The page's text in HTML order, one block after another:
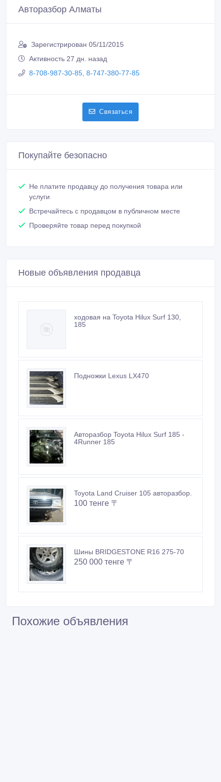
Авторазбор Алматы
Зарегистрирован 05/11/2015
Активность 27 дн. назад
8-708-987-30-85, 8-747-380-77-85
Связаться
Покупайте безопасно
Не платите продавцу до получения товара или
услуги
Встречайтесь с продавцом в публичном месте
Проверяйте товар перед покупкой
Новые объявления продавца
ходовая на Toyota Hilux Surf 130,
185
Подножки Lexus LX470
Авторазбор Toyota Hilux Surf 185 -
4Runner 185
Toyota Land Cruiser 105 авторазбор.
100 тенге 〒
Шины BRIDGESTONE R16 275-70
250 000 тенге 〒
Похожие объявления